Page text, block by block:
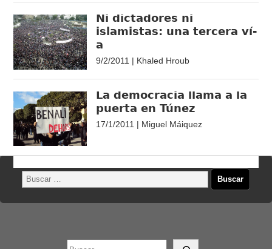
Ni dictadores ni
islamistas: una tercera ví­
a
9/2/2011 | Khaled Hroub
La democracia llama a la
puerta en Túnez
17/1/2011 | Miguel Máiquez